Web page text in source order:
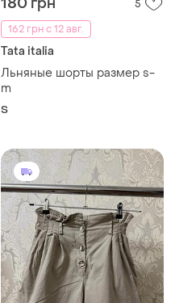
5
162 грн с 12 авг.
Tata italia
Льняные шорты размер s-
m
S